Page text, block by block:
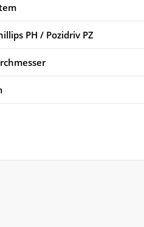
PH / Pozidriv PZ